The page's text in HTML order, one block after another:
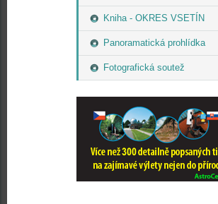
Kniha - OKRES VSETÍN
Panoramatická prohlídka
Fotografická soutež